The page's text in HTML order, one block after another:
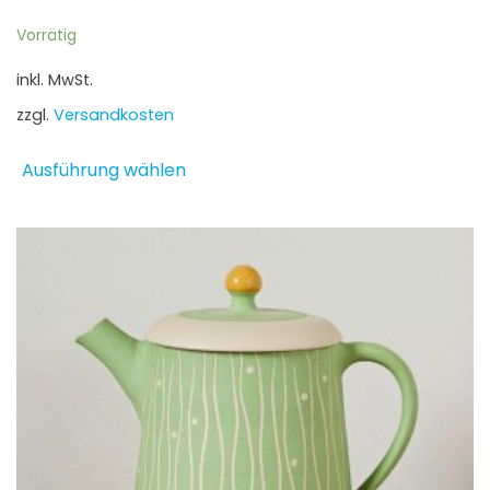
Vorrätig
inkl. MwSt.
zzgl. Versandkosten
Ausführung wählen
mehrere
auf.
Die
Optionen
können
der
Produktseite
gewählt